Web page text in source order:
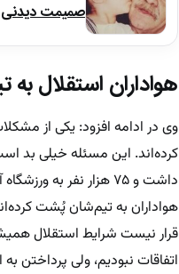
صمیمت دیدنی
هواداران استقلال
وی در ادامه افزود: یکی از
کرده‌اند. این مسئله خیلی بد
داشت و ۷۵ هزار نفر
هواداران به تیم‌شان پُشت
قرار نیست شرایط استقلال
اتفاقات نبودیم، ولی پرداختن